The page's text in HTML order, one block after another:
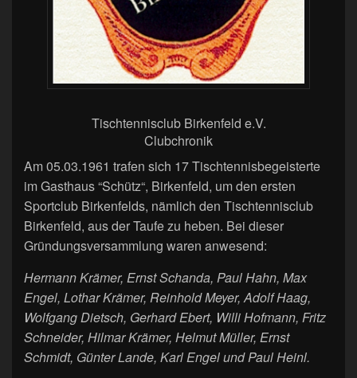
Tischtennisclub Birkenfeld e.V.
Clubchronik
Am 05.03.1961 trafen sich 17 Tischtennisbegeisterte
im Gasthaus “Schütz“, Birkenfeld, um den ersten
Sportclub Birkenfelds, nämlich den Tischtennisclub
Birkenfeld, aus der Taufe zu heben. Bei dieser
Gründungsversammlung waren anwesend:
Hermann Krämer, Ernst Schanda, Paul Hahn, Max
Engel, Lothar Krämer, Reinhold Meyer, Adolf Haag,
Wolfgang Dietsch, Gerhard Ebert, Willi Hofmann, Fritz
Schneider, Hilmar Krämer, Helmut Müller, Ernst
Schmidt, Günter Lande, Karl Engel und Paul Heinl.